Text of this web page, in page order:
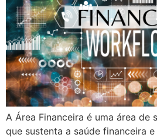
A Área Financeira é uma área
que sustenta a saúde financeira